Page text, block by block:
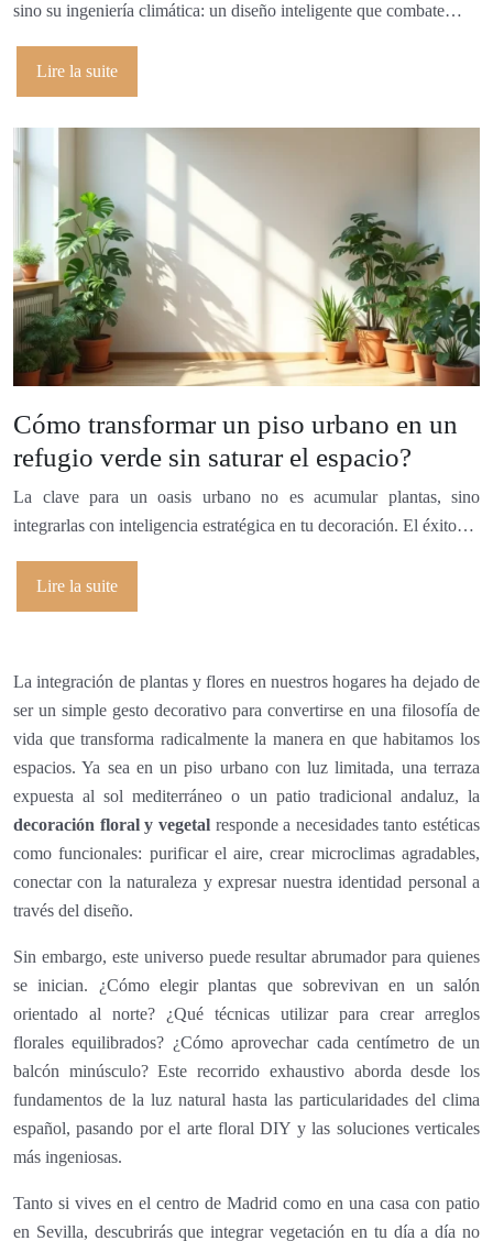
sino su ingeniería climática: un diseño inteligente que combate…
Lire la suite
Cómo transformar un piso urbano en un
refugio verde sin saturar el espacio?
La clave para un oasis urbano no es acumular plantas, sino
integrarlas con inteligencia estratégica en tu decoración. El éxito…
Lire la suite
La integración de plantas y flores en nuestros hogares ha dejado de
ser un simple gesto decorativo para convertirse en una filosofía de
vida que transforma radicalmente la manera en que habitamos los
espacios. Ya sea en un piso urbano con luz limitada, una terraza
expuesta al sol mediterráneo o un patio tradicional andaluz, la
decoración floral y vegetalresponde a necesidades tanto estéticas
como funcionales: purificar el aire, crear microclimas agradables,
conectar con la naturaleza y expresar nuestra identidad personal a
través del diseño.
Sin embargo, este universo puede resultar abrumador para quienes
se inician. ¿Cómo elegir plantas que sobrevivan en un salón
orientado al norte? ¿Qué técnicas utilizar para crear arreglos
florales equilibrados? ¿Cómo aprovechar cada centímetro de un
balcón minúsculo? Este recorrido exhaustivo aborda desde los
fundamentos de la luz natural hasta las particularidades del clima
español, pasando por el arte floral DIY y las soluciones verticales
más ingeniosas.
Tanto si vives en el centro de Madrid como en una casa con patio
en Sevilla, descubrirás que integrar vegetación en tu día a día no